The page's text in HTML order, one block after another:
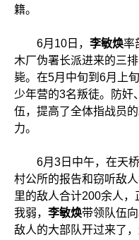
籍。
6月10日， 李敏焕率
木厂伪署长派进来的三
毙。在5月中旬到6月上
少年营的3名叛徒。防奸
伍，提高了全体指战员
力。
6月3日中午，在天桥
村公所的报告和窃听敌
里的敌人合计200余人
我弱， 李敏焕带领队伍
敌人的大部队开过来了